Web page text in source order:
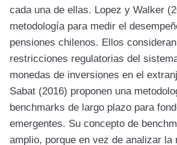
cada una de ellas. Lopez y Walker
metodología para medir el
pensiones chilenos. Ellos
restricciones regulatorias del
monedas de inversiones en el
Sabat (2016) proponen una
benchmarks de largo plazo para
emergentes. Su concepto de
amplio, porque en vez de analizar la